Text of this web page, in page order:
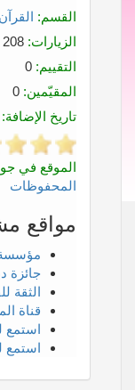
القسم:
الزيارات:
التقييم:
المقيّمين:
تاريخ الإضافة:
الموقع في
المحفوظات
مواقع
مؤسسة
جائزة
الثقة
قناة
استمع
استمع